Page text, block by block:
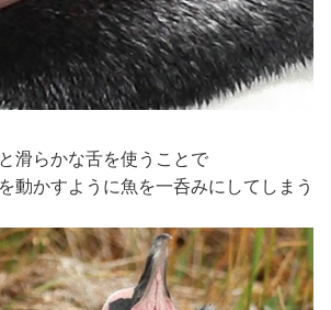
滑らかな舌を使うことで
動かすように魚を一呑みにしてしまう